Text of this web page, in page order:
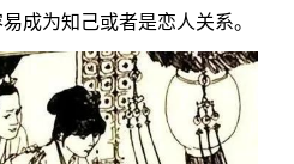
成为知己或者是恋人关系。